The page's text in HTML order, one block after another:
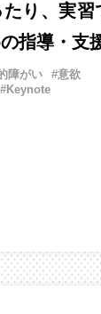
り、実習
指導・支
障がい
#意欲
#Keynote